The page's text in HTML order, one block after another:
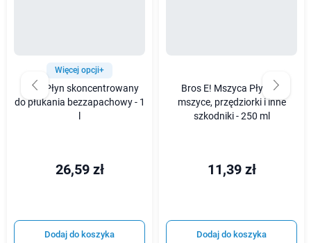
Więcej opcji+
Bio-D Płyn skoncentrowany
do płukania bezzapachowy - 1
26,59 zł
Dodaj do koszyka
Bros E! Mszyca Płyn na
mszyce, przędziorki i inne
szkodniki - 250 ml
11,39 zł
Dodaj do koszyka